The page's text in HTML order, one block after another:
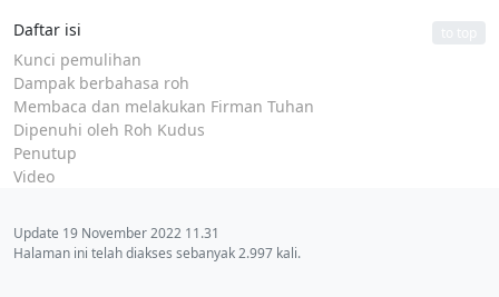
Daftar isi
Kunci pemulihan
Dampak berbahasa roh
Membaca dan melakukan Firman Tuhan
Dipenuhi oleh Roh Kudus
Penutup
Video
Update 19 November 2022 11.31
Halaman ini telah diakses sebanyak 2.997 kali.